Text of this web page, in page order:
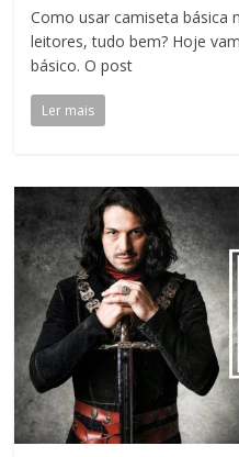
Como usar camiseta básica
leitores, tudo bem? Hoje
básico. O post
Ler mais